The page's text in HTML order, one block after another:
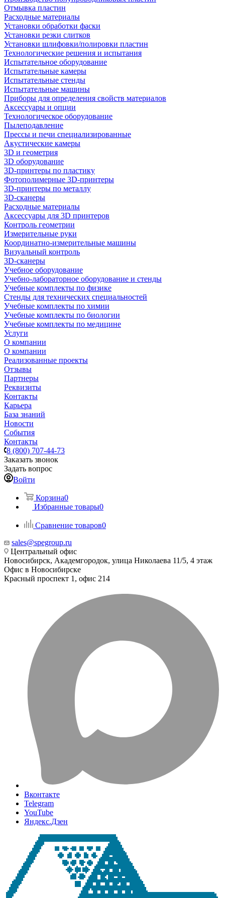
Отмывка пластин
Расходные материалы
Установки обработки фаски
Установки резки слитков
Установки шлифовки/полировки пластин
Технологические решения и испытания
Испытательное оборудование
Испытательные камеры
Испытательные стенды
Испытательные машины
Приборы для определения свойств материалов
Аксессуары и опции
Технологическое оборудование
Пылеподавление
Прессы и печи специализированные
Акустические камеры
3D и геометрия
3D оборудование
3D-принтеры по пластику
Фотополимерные 3D-принтеры
3D-принтеры по металлу
3D-сканеры
Расходные материалы
Аксессуары для 3D принтеров
Контроль геометрии
Измерительные руки
Координатно-измерительные машины
Визуальный контроль
3D-сканеры
Учебное оборудование
Учебно-лабораторное оборудование и стенды
Учебные комплекты по физике
Стенды для технических специальностей
Учебные комплекты по химии
Учебные комплекты по биологии
Учебные комплекты по медицине
Услуги
О компании
О компании
Реализованные проекты
Отзывы
Партнеры
Реквизиты
Контакты
Карьера
База знаний
Новости
События
Контакты
8 (800) 707-44-73
Заказать звонок
Задать вопрос
Войти
Корзина0
Избранные товары0
Сравнение товаров0
sales@spegroup.ru
Центральный офис
Новосибирск, Академгородок, улица Николаева 11/5, 4 этаж
Офис в Новосибирске
Красный проспект 1, офис 214
Вконтакте
Telegram
YouTube
Яндекс.Дзен